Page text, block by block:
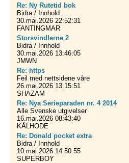
Re: Ny Rutetid bok
Bidra / Innhold
30.mai.2026 22:52:31
FANTINGMAR
Storsvindlerne 2
Bidra / Innhold
30.mai.2026 13:46:05
JMWN
Re: https
Feil med nettsidene våre
26.mai.2026 13:15:51
SHAZAM
Re: Nya Serieparaden nr. 4 2014
Alle Svenske utgivelser
16.mai.2026 08:43:40
KÅLHODE
Re: Donald pocket extra
Bidra / Innhold
10.mai.2026 14:50:55
SUPERBOY